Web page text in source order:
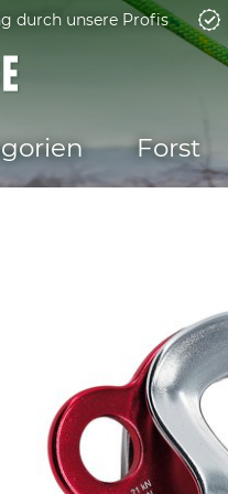
durch unsere Profis
Forst